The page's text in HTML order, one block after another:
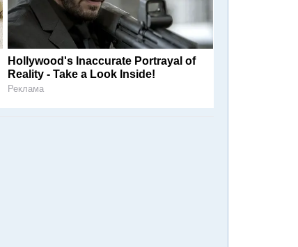
Hollywood's Inaccurate Portrayal of
Reality - Take a Look Inside!
Реклама